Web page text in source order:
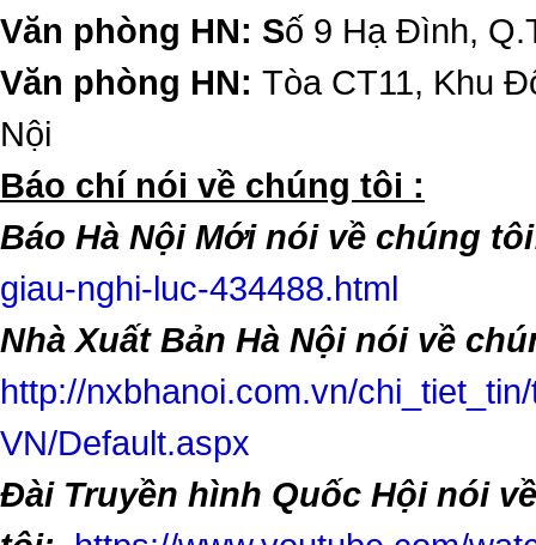
Văn phòng HN: Số 9 Hạ Đình,
Văn phòng HN: Tòa CT11, Khu
Nội
​Báo chí nói về chúng tôi :
Báo Hà Nội Mới nói về chúng
giau-nghi-luc-434488.html
Nhà Xuất Bản Hà Nội nói về
http://nxbhanoi.com.vn/
VN/Default.aspx
Đài Truyền hình Quốc Hội nói